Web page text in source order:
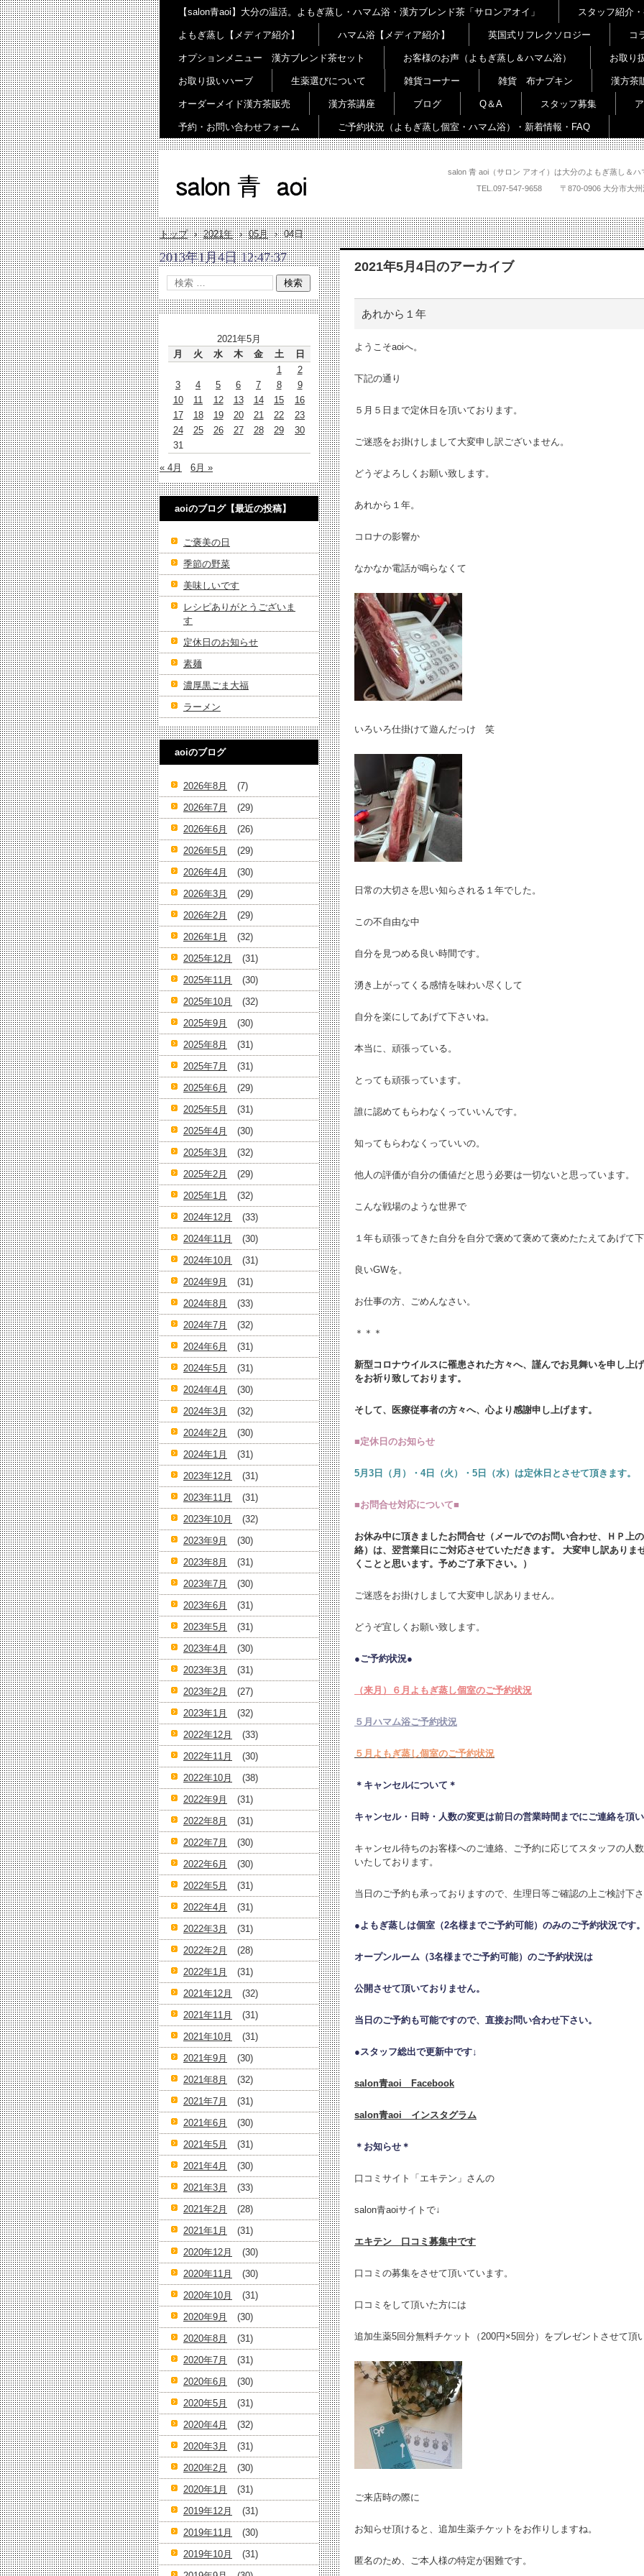
salon 青 aoi（サロン アオイ）は大分のよもぎ蒸し＆
TEL. 097-547-9658 〒870-0906 大分
【salon青aoi】大分の温活。よもぎ蒸し・ハマム浴・漢方ブレンド茶「サロンアオイ」 スタッフ紹介
よもぎ蒸し【メディア紹介】 ハマム浴【メディア紹介】 英国式リフレクソロジー コ
オプションメニュー 漢方ブレンド茶セット お客様のお声（よもぎ蒸し＆ハマム浴） お取り
お取り扱いハーブ 生薬選びについて 雑貨コーナー 雑貨 布ナプキン 漢方茶
オーダーメイド漢方茶販売 漢方茶講座 ブログ Q＆A スタッフ募集
予約・お問い合わせフォーム ご予約状況（よもぎ蒸し個室・ハマム浴）・新着情報・FAQ
トップ › 2021年 › 05月 › 04日
2021年5月4日 のアーカイブ
あれから１年
ようこそaoiへ。
下記の通り
５月５日まで定休日を頂いております。
ご迷惑をお掛けしまして大変申し訳ございません。
どうぞよろしくお願い致します。
あれから１年。
コロナの影響か
なかなか電話が鳴らなくて
いろいろ仕掛けて遊んだっけ 笑
日常の大切さを思い知らされる１年でした。
この不自由な中
自分を見つめる良い時間です。
湧き上がってくる感情を味わい尽くして
自分を楽にしてあげて下さいね。
本当に、頑張っている。
とっても頑張っています。
誰に認めてもらわなくっていいんです。
知ってもらわなくっていいの。
他人の評価が自分の価値だと思う必要は一切ないと思っています。
こんな戦場のような世界で
１年も頑張ってきた自分を自分で褒めて褒めて褒めたたえてあげて
良いGWを。
お仕事の方、ごめんなさい。
＊＊＊
新型コロナウイルスに罹患された方々へ、謹んでお見舞いを申し上
をお祈り致しております。
そして、医療従事者の方々へ、心より感謝申し上げます。
■定休日のお知らせ
5月3日（月）・4日（火）・5日（水）は定休日とさせて頂きます。
■お問合せ対応について■
お休み中に頂きましたお問合せ（メールでのお問い合わせ、ＨＰ上
絡）は、翌営業日にご対応させていただきます。 大変申し訳ありま
くことと思います。予めご了承下さい。）
ご迷惑をお掛けしまして大変申し訳ありません。
どうぞ宜しくお願い致します。
●ご予約状況●
（来月）６月よもぎ蒸し個室のご予約状況
５月ハマム浴ご予約状況
５月よもぎ蒸し個室のご予約状況
＊キャンセルについて＊
キャンセル・日時・人数の変更は前日の営業時間までにご連絡を頂
キャンセル待ちのお客様へのご連絡、ご予約に応じてスタッフの人
いたしております。
当日のご予約も承っておりますので、生理日等ご確認の上ご検討下
●よもぎ蒸しは個室（2名様までご予約可能）のみのご予約状況です
オープンルーム（3名様までご予約可能）のご予約状況は
公開させて頂いておりません。
当日のご予約も可能ですので、直接お問い合わせ下さい。
●スタッフ総出で更新中です↓
salon青aoi Facebook
salon青aoi インスタグラム
＊お知らせ＊
口コミサイト「エキテン」さんの
salon青aoiサイトで↓
エキテン 口コミ募集中です
口コミの募集をさせて頂いています。
口コミをして頂いた方には
追加生薬5回分無料チケット（200円×5回分）をプレゼントさせて頂
ご来店時の際に
お知らせ頂けると、追加生薬チケットをお作りしますね。
匿名のため、ご本人様の特定が困難です。
2013年1月4日 12:47:37
2021年5月
月
火 水 木 金 土
日
1
2
3
4 5 6 7 8
9
10
11 12 13 14 15
16
17
18 19 20 21 22
23
24
25 26 27 28 29
30
31
« 4月 6月 »
aoiのブログ【最近の投稿】
ご褒美の日
季節の野菜
美味しいです
レシピありがとうございま
す
定休日のお知らせ
素麺
濃厚黒ごま大福
ラーメン
aoiのブログ
2026年8月
(7)
2026年7月
(29)
2026年6月
(26)
2026年5月
(29)
2026年4月
(30)
2026年3月
(29)
2026年2月
(29)
2026年1月
(32)
2025年12月
(31)
2025年11月
(30)
2025年10月
(32)
2025年9月
(30)
2025年8月
(31)
2025年7月
(31)
2025年6月
(29)
2025年5月
(31)
2025年4月
(30)
2025年3月
(32)
2025年2月
(29)
2025年1月
(32)
2024年12月
(33)
2024年11月
(30)
2024年10月
(31)
2024年9月
(31)
2024年8月
(33)
2024年7月
(32)
2024年6月
(31)
2024年5月
(31)
2024年4月
(30)
2024年3月
(32)
2024年2月
(30)
2024年1月
(31)
2023年12月
(31)
2023年11月
(31)
2023年10月
(32)
2023年9月
(30)
2023年8月
(31)
2023年7月
(30)
2023年6月
(31)
2023年5月
(31)
2023年4月
(30)
2023年3月
(31)
2023年2月
(27)
2023年1月
(32)
2022年12月
(33)
2022年11月
(30)
2022年10月
(38)
2022年9月
(31)
2022年8月
(31)
2022年7月
(30)
2022年6月
(30)
2022年5月
(31)
2022年4月
(31)
2022年3月
(31)
2022年2月
(28)
2022年1月
(31)
2021年12月
(32)
2021年11月
(31)
2021年10月
(31)
2021年9月
(30)
2021年8月
(32)
2021年7月
(31)
2021年6月
(30)
2021年5月
(31)
2021年4月
(30)
2021年3月
(33)
2021年2月
(28)
2021年1月
(31)
2020年12月
(30)
2020年11月
(30)
2020年10月
(31)
2020年9月
(30)
2020年8月
(31)
2020年7月
(31)
2020年6月
(30)
2020年5月
(31)
2020年4月
(32)
2020年3月
(31)
2020年2月
(30)
2020年1月
(31)
2019年12月
(31)
2019年11月
(30)
2019年10月
(31)